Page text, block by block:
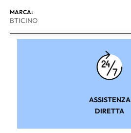
MARCA:
BTICINO
ASSISTENZA
DIRETTA